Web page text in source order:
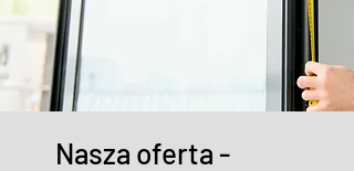
Nasza oferta -